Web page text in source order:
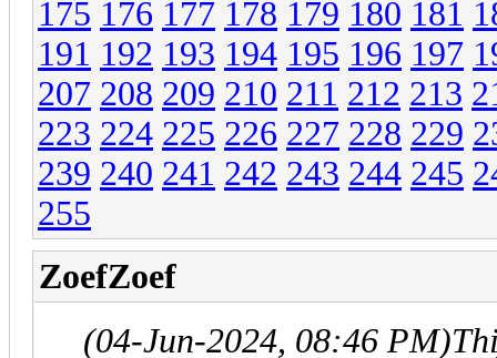
175 176 177 178 179 180 181
191 192 193 194 195 196 197
207 208 209 210 211 212 213
223 224 225 226 227 228 229
239 240 241 242 243 244 245
255
ZoefZoef
(04-Jun-2024, 08:46 PM)